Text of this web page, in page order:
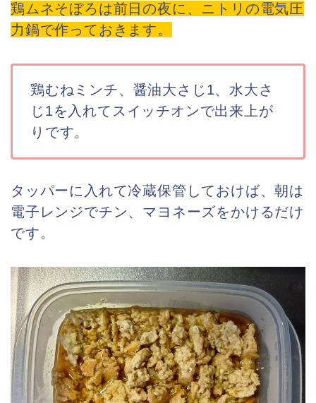
鶏ムネそぼろは前日の夜に、ニトリの電気圧
力鍋で作っておきます。
鶏むねミンチ、醤油大さじ1、水大さ
じ1を入れてスイッチオンで出来上が
りです。
タッパーに入れて冷蔵保管しておけば、朝は
電子レンジでチン、マヨネーズをかけるだけ
です。